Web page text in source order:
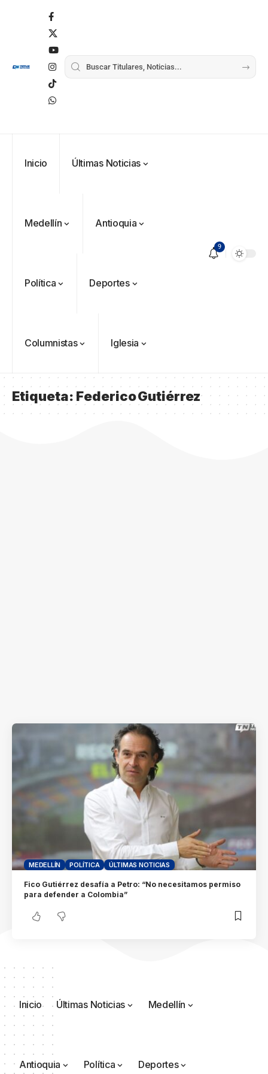
Inicio Últimas Noticias
Medellín Antioquia
Política Deportes
Columnistas Iglesia
9
Etiqueta:Federico Gutiérrez
MEDELLÍN POLÍTICA ÚLTIMAS NOTICIAS
Fico Gutiérrez desafía a Petro: “No necesitamos permiso
para defender a Colombia”
Inicio Últimas Noticias Medellín
Antioquia Política Deportes